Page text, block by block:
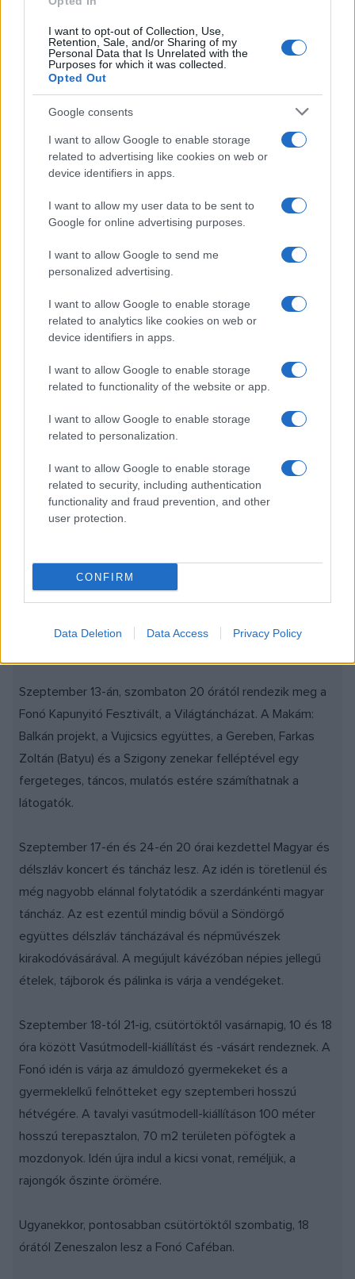
I want to opt-out of Collection, Use,
Retention, Sale, and/or Sharing of my
Personal Data that Is Unrelated with the
Purposes for which it was collected.
Opted Out
Google consents
I want to allow Google to enable storage
related to advertising like cookies on web or
device identifiers in apps.
I want to allow my user data to be sent to
Google for online advertising purposes.
I want to allow Google to send me
personalized advertising.
I want to allow Google to enable storage
related to analytics like cookies on web or
device identifiers in apps.
I want to allow Google to enable storage
related to functionality of the website or app.
I want to allow Google to enable storage
related to personalization.
I want to allow Google to enable storage
related to security, including authentication
functionality and fraud prevention, and other
user protection.
CONFIRM
Data Deletion Data Access Privacy Policy
archívumát gyarapítja.
László Sándor jelezte, hogy az ígért kétszer hét millió
forintos gyorssegélyből július végéig még nem érkezett
semmi sem a számlájukra, de azért készülnek nívós
Fonó Budai Zeneház őszi programajánlatából
Az előző években megrendezésre került Makedón és
Trák Fesztiválok folytatásaként szeptember 4-én,
csütörtökön Dobrudzsa Fesztivál címmel folytatódik a
Dobrudzsa mint tájegység két ország területén fekszik,
gazdag rész Bulgária észak-keleti csücskében található. A
bolgár táncegyüttes) - akik a szervezésben is részt
vesznek - a fesztiválra érkezik Romániából a Baladele
Deltei hivatásos táncegyüttes és Bulgáriából a Várnai
zenészekkel és énekesekkel kísérve. Közreműködik a
Vándor Vokál énekegyüttes, a Móc-Art és a Söndörgő
zenekar, valamint a Jantra táncegyüttes. Hajnalig tartó
táncházzal és balkáni ételkóstolóval várják az
Szeptember 13-án, szombaton 20 órától rendezik meg a
Fonó Kapunyitó Fesztivált, a Világtáncházat. A Makám:
Balkán projekt, a Vujicsics együttes, a Gereben, Farkas
Zoltán (Batyu) és a Szigony zenekar felléptével egy
fergeteges, táncos, mulatós estére számíthatnak a
látogatók.
Szeptember 17-én és 24-én 20 órai kezdettel Magyar és
délszláv koncert és táncház lesz. Az idén is töretlenül és
még nagyobb elánnal folytatódik a szerdánkénti magyar
táncház. Az est ezentúl mindig bővül a Söndörgő
együttes délszláv táncházával és népművészek
kirakodóvásárával. A megújult kávézóban népies jellegű
ételek, tájborok és pálinka is várja a vendégeket.
Szeptember 18-tól 21-ig, csütörtöktől vasárnapig, 10 és 18
óra között Vasútmodell-kiállítást és -vásárt rendeznek. A
Fonó idén is várja az ámuldozó gyermekeket és a
gyermeklelkű felnőtteket egy szeptemberi hosszú
hétvégére. A tavalyi vasútmodell-kiállításon 100 méter
hosszú terepasztalon, 70 m2 területen pöfögtek a
mozdonyok. Idén újra indul a kicsi vonat, reméljük, a
rajongók őszinte örömére.
Ugyanekkor, pontosabban csütörtöktől szombatig, 18
órától Zeneszalon lesz a Fonó Caféban.